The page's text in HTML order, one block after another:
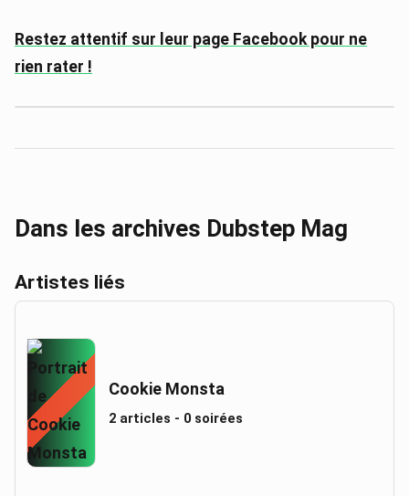
Restez attentif sur leur page Facebook pour ne
rien rater !
Dans les archives Dubstep Mag
Artistes liés
Cookie Monsta
2 articles - 0 soirées